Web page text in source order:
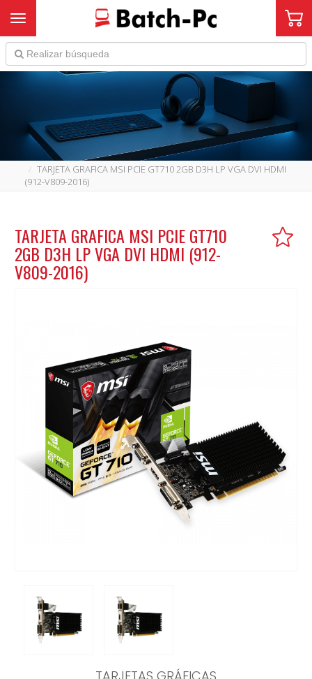
Toggle navigation
TARJETA GRAFICA MSI PCIE GT710 2GB D3H LP VGA DVI HDMI
(912-V809-2016)
TARJETA GRAFICA MSI PCIE GT710
2GB D3H LP VGA DVI HDMI (912-
V809-2016)